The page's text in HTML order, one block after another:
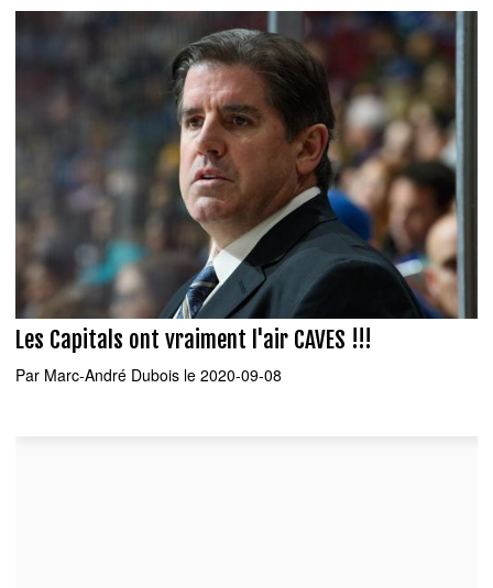
Les Capitals ont vraiment l'air CAVES !!!
Par Marc-André Dubois le 2020-09-08